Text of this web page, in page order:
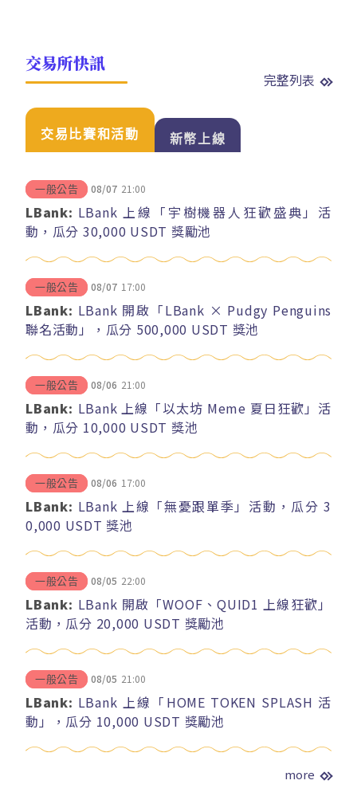
交易所快訊
完整列表
交易比賽和活動 新幣上線
一般公告 08/07 21:00
LBank: LBank 上線「宇樹機器人狂歡盛典」活
動，瓜分 30,000 USDT 獎勵池
一般公告 08/07 17:00
LBank: LBank 開啟「LBank × Pudgy Penguins
聯名活動」，瓜分 500,000 USDT 獎池
一般公告 08/06 21:00
LBank: LBank 上線「以太坊 Meme 夏日狂歡」活
動，瓜分 10,000 USDT 獎池
一般公告 08/06 17:00
LBank: LBank 上線「無憂跟單季」活動，瓜分 3
0,000 USDT 獎池
一般公告 08/05 22:00
LBank: LBank 開啟「WOOF、QUID1 上線狂歡」
活動，瓜分 20,000 USDT 獎勵池
一般公告 08/05 21:00
LBank: LBank 上線「HOME TOKEN SPLASH 活
動」，瓜分 10,000 USDT 獎勵池
more